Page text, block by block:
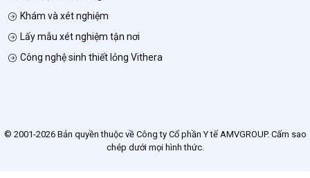
Khám và xét nghiệm
Lấy mẫu xét nghiệm tận nơi
Công nghệ sinh thiết lỏng Vithera
© 2001-2026 Bản quyền thuộc về Công ty Cổ phần Y tế AMVGROUP. Cấm sao
chép dưới mọi hình thức.